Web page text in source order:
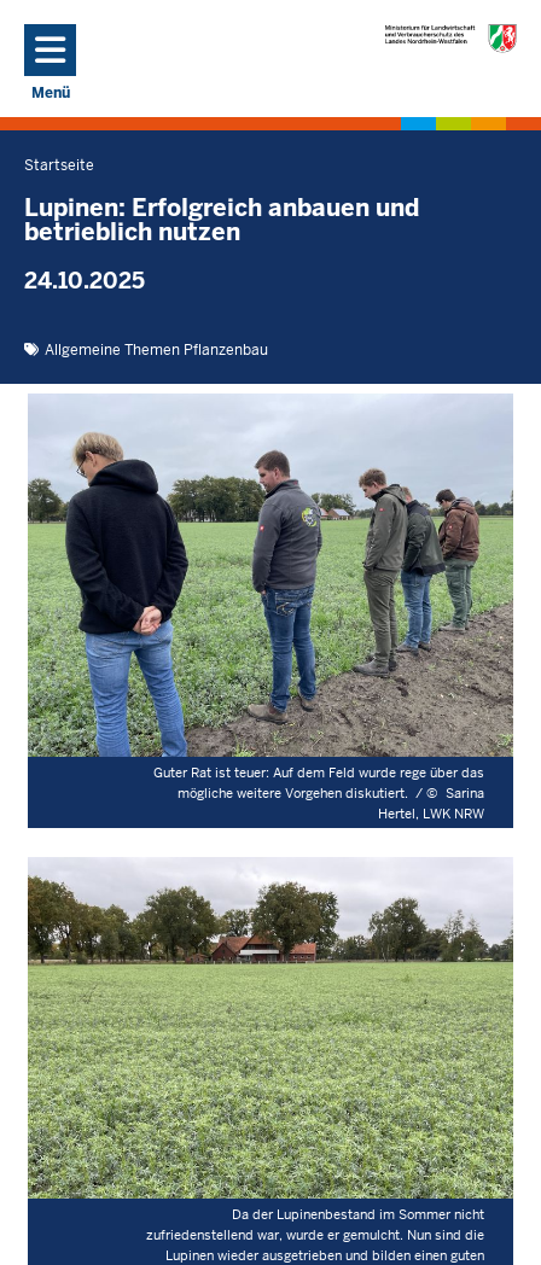
Menü
Navigation aktivieren/deaktivieren: Hauptmenü
Sie
befinden
sich
Startseite
Lupinen: Erfolgreich anbauen und
betrieblich nutzen
24.10.2025
Allgemeine Themen Pflanzenbau
Guter Rat ist teuer: Auf dem Feld wurde rege über das
mögliche weitere Vorgehen diskutiert. /© Sarina
Hertel, LWK NRW
Da der Lupinenbestand im Sommer nicht
zufriedenstellend war, wurde er gemulcht. Nun sind die
Lupinen wieder ausgetrieben und bilden einen guten